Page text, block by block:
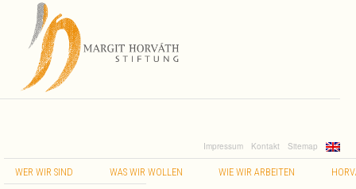
Impressum Kontakt Sitemap
WER WIR SIND WAS WIR WOLLEN WIE WIR ARBEITEN